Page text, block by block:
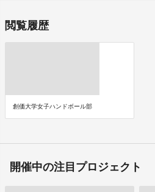
閲覧履歴
創価大学女子ハンドボール部
開催中の注目プロジェクト